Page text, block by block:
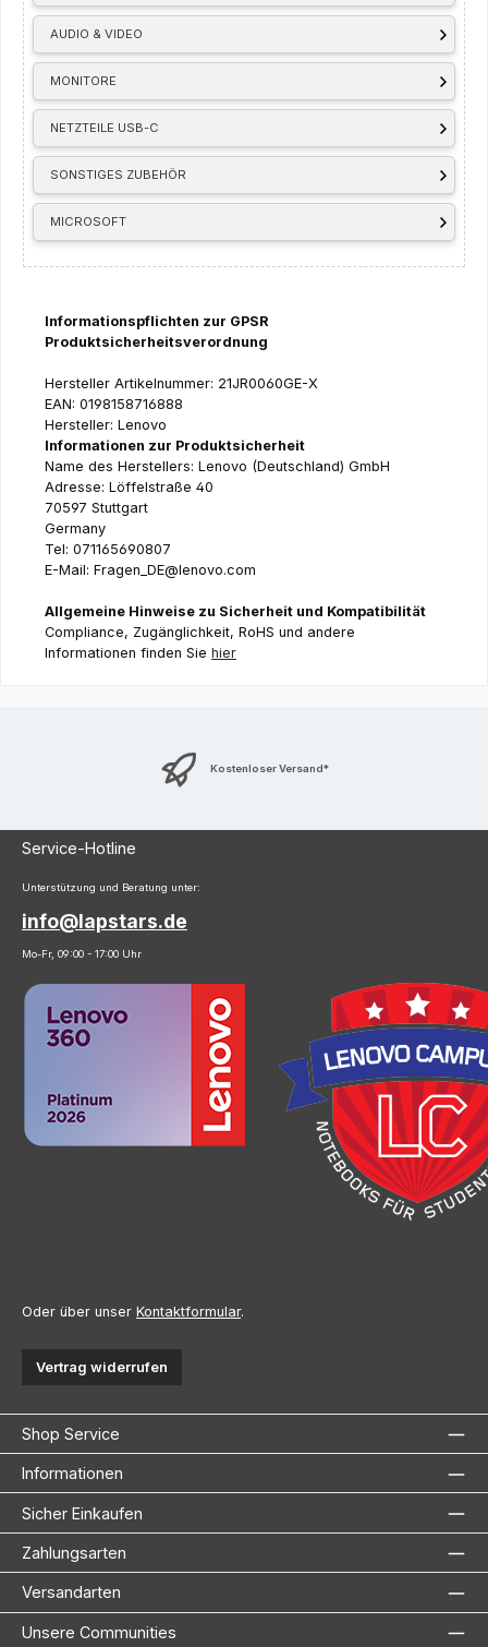
AUDIO & VIDEO
MONITORE
NETZTEILE USB-C
SONSTIGES ZUBEHÖR
MICROSOFT
Informationspflichten zur GPSR
Produktsicherheitsverordnung
Hersteller Artikelnummer: 21JR0060GE-X
EAN: 0198158716888
Hersteller: Lenovo
Informationen zur Produktsicherheit
Name des Herstellers: Lenovo (Deutschland) GmbH
Adresse: Löffelstraße 40
70597 Stuttgart
Germany
Tel: 071165690807
E-Mail: Fragen_DE@lenovo.com
Allgemeine Hinweise zu Sicherheit und Kompatibilität
Compliance, Zugänglichkeit, RoHS und andere
Informationen finden Sie hier
Kostenloser Versand*
Service-Hotline
Unterstützung und Beratung unter:
info@lapstars.de
Mo-Fr, 09:00 - 17:00 Uhr
Oder über unser Kontaktformular.
Vertrag widerrufen
Shop Service
Informationen
Sicher Einkaufen
Zahlungsarten
Versandarten
Unsere Communities